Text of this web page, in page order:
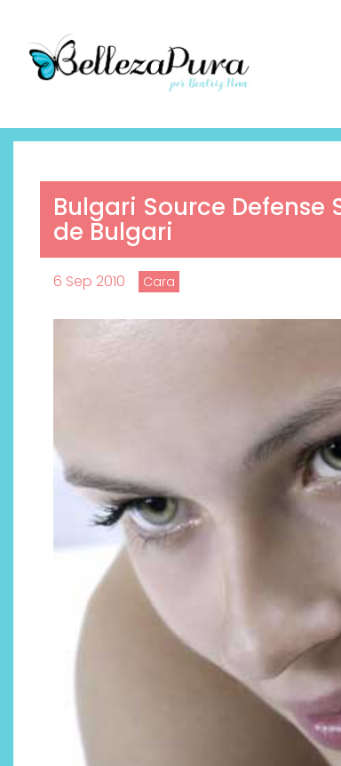
Bulgari Source
de Bulgari
6 Sep 2010 Cara